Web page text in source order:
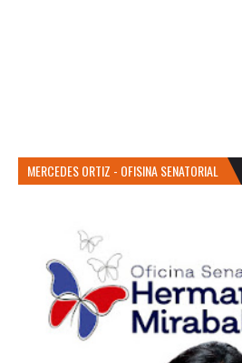
MERCEDES ORTIZ - OFISINA SENATORIAL